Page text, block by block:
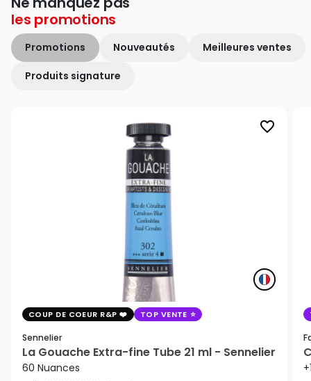
les promotions
Promotions Nouveautés Meilleures ventes
Produits signature
favorite_border
COUP DE COEUR R&P TOP VENTE
Sennelier
La Gouache Extra-fine Tube 21 ml - Sennelier
60 Nuances